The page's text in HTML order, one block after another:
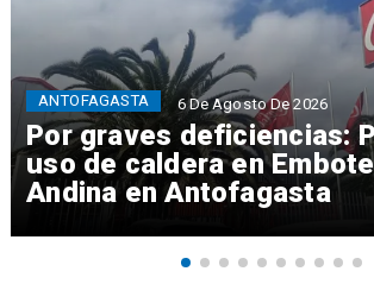
Por graves deficiencias:
uso de caldera en
Andina en Antofagasta
ANTOFAGASTA 6 De Agosto De 2026